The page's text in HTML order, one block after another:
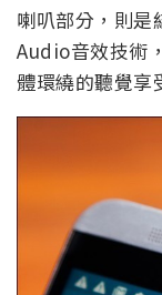
喇叭部分，則
Audio音效技術
體環繞的聽覺享